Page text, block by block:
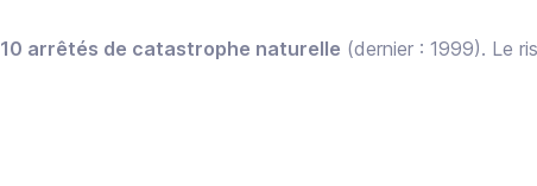
10 arrêtés de catastrophe naturelle (dernier : 1999). Le